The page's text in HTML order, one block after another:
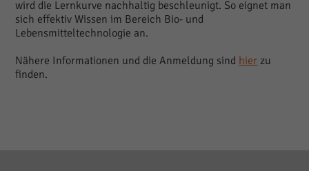
wird die Lernkurve nachhaltig beschleunigt. So eignet man
sich effektiv Wissen im Bereich Bio- und
Lebensmitteltechnologie an.
Nähere Informationen und die Anmeldung sind hier zu
finden.